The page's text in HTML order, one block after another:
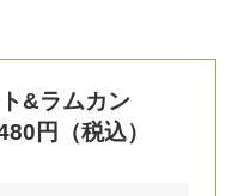
&ラムカン
円（税込）